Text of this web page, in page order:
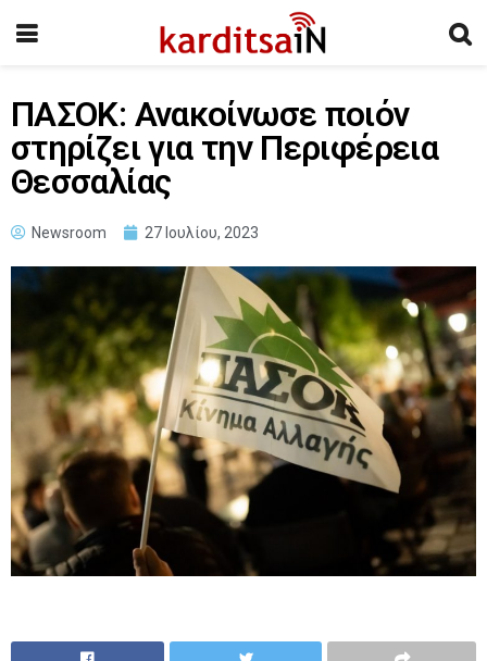
ΠΑΣΟΚ: Ανακοίνωσε ποιόν
στηρίζει για την Περιφέρεια
Θεσσαλίας
Newsroom 27 Ιουλίου, 2023